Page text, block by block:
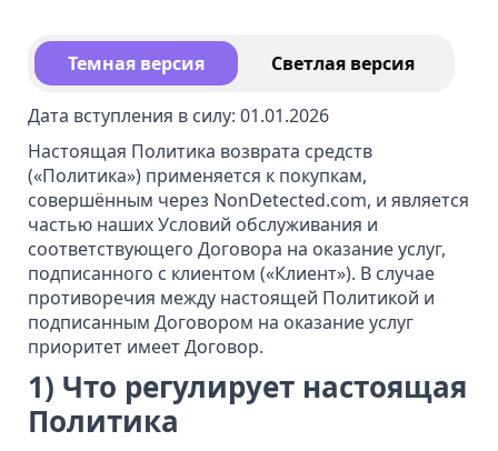
Темная версия Светлая версия
Дата вступления в силу: 01.01.2026
Настоящая Политика возврата средств
(«Политика») применяется к покупкам,
совершённым через NonDetected.com, и является
частью наших Условий обслуживания и
соответствующего Договора на оказание услуг,
подписанного с клиентом («Клиент»). В случае
противоречия между настоящей Политикой и
подписанным Договором на оказание услуг
приоритет имеет Договор.
1) Что регулирует настоящая
Политика